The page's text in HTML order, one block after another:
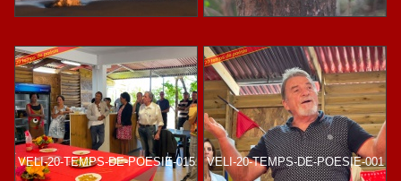
VELI-20-TEMPS-DE-POESIE-015 VELI-20-TEMPS-DE-POESIE-001